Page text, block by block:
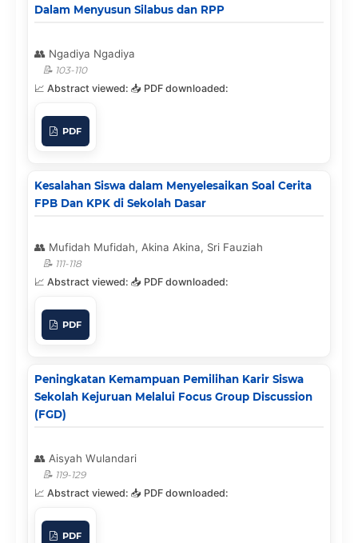
Dalam Menyusun Silabus dan RPP
Ngadiya Ngadiya
103-110
PDF
Kesalahan Siswa dalam Menyelesaikan Soal Cerita
FPB Dan KPK di Sekolah Dasar
Mufidah Mufidah, Akina Akina, Sri Fauziah
111-118
PDF
Peningkatan Kemampuan Pemilihan Karir Siswa
Sekolah Kejuruan Melalui Focus Group Discussion
(FGD)
Aisyah Wulandari
119-129
PDF